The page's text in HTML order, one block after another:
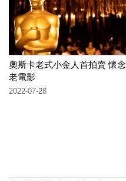
奧斯卡老式小金人首拍賣 懷念
老電影
2022-07-28